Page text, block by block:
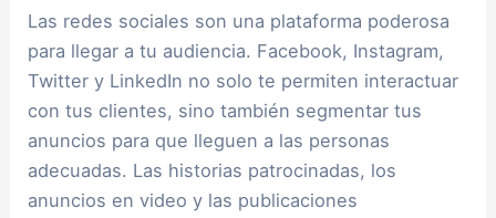
Las redes sociales son una plataforma poderosa
para llegar a tu audiencia. Facebook, Instagram,
Twitter y LinkedIn no solo te permiten interactuar
con tus clientes, sino también segmentar tus
anuncios para que lleguen a las personas
adecuadas. Las historias patrocinadas, los
anuncios en video y las publicaciones